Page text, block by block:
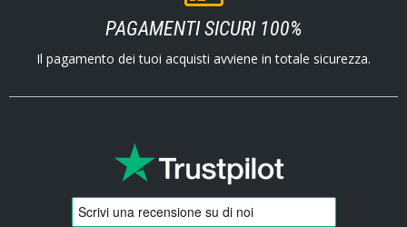
PAGAMENTI SICURI 100%
Il pagamento dei tuoi acquisti avviene in totale sicurezza.